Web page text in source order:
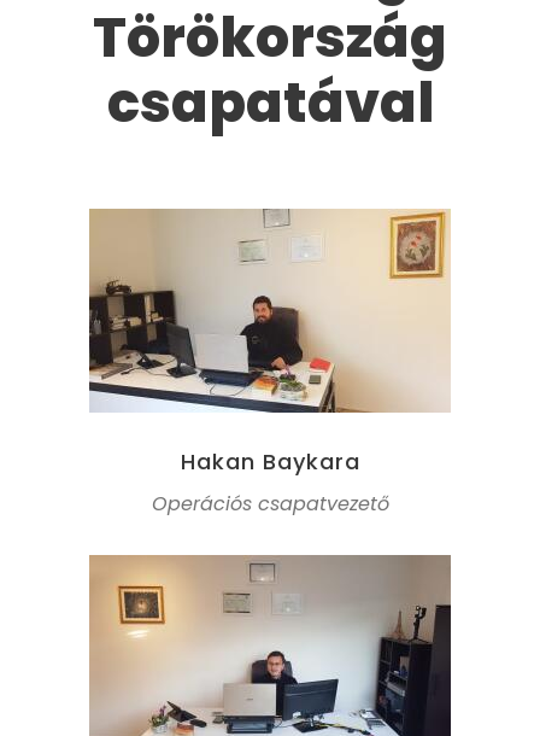
Törökország
csapatával
Hakan Baykara
Operációs csapatvezető